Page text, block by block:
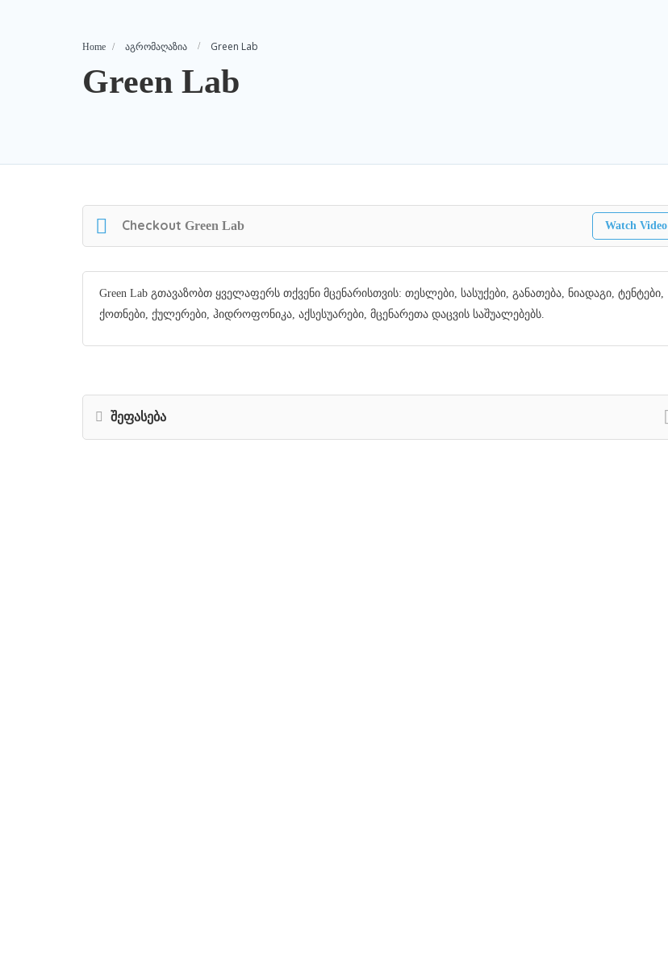
Home აგრომაღაზია Green Lab
Green Lab
Checkout Green Lab Watch Video
Green Lab გთავაზობთ ყველაფერს თქვენი მცენარისთვის: თესლები, სასუქები, განათება, ნიადაგი, ტენტები,
ქოთნები, ქულერები, ჰიდროფონიკა, აქსესუარები, მცენარეთა დაცვის საშუალებებს.
შეფასება